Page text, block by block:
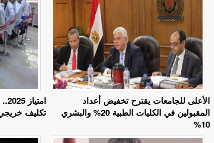
تكليف خريجي
الأعلى للجامعات يقترح تخفيض أعداد
المقبولين في الكليات الطبية 20% والبشري
10%